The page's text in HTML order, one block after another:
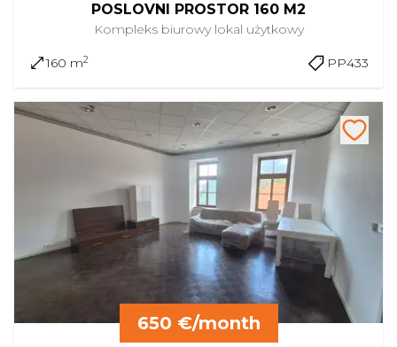
POSLOVNI PROSTOR 160 M2
Kompleks biurowy lokal użytkowy
160 m2 PP433
650 €/month